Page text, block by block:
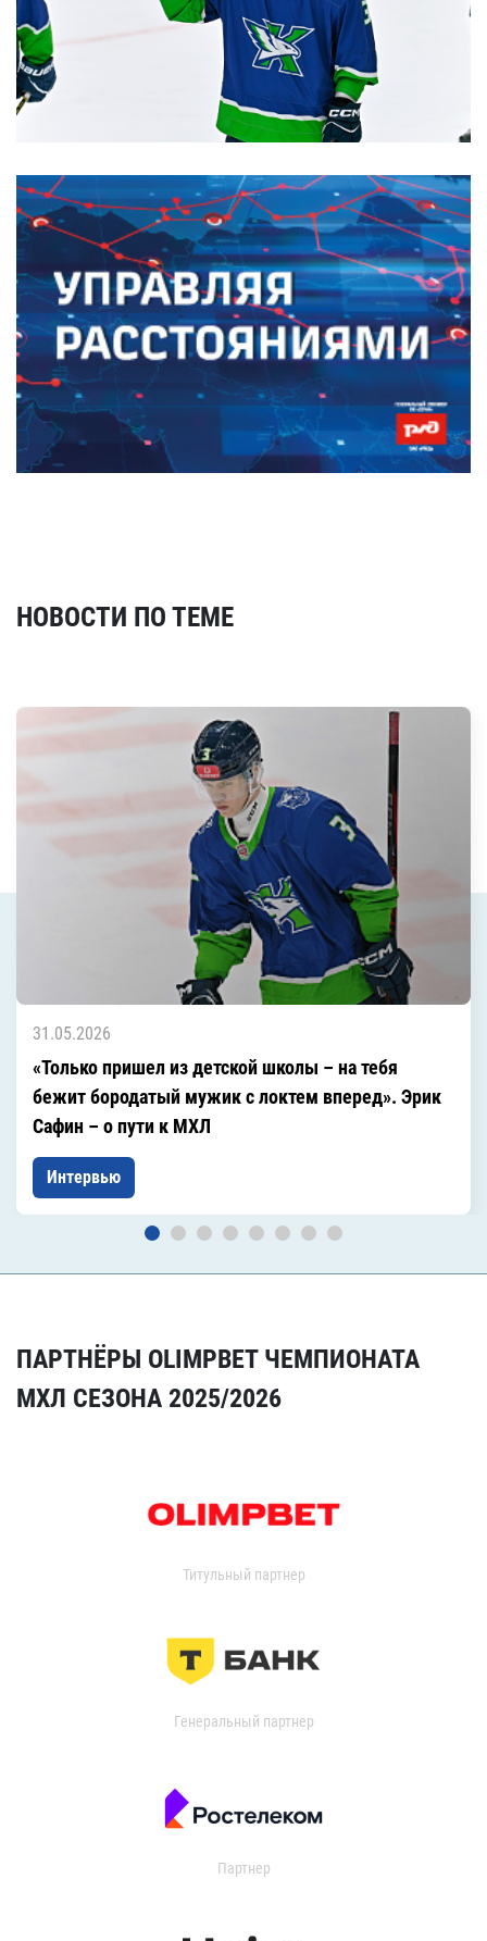
НОВОСТИ ПО ТЕМЕ
31.05.2026
«Только пришел из детской школы – на тебя
бежит бородатый мужик с локтем вперед». Эрик
Сафин – о пути к МХЛ
Интервью
ПАРТНЁРЫ OLIMPBET ЧЕМПИОНАТА
МХЛ СЕЗОНА 2025/2026
Титульный партнер
Генеральный партнер
Партнер